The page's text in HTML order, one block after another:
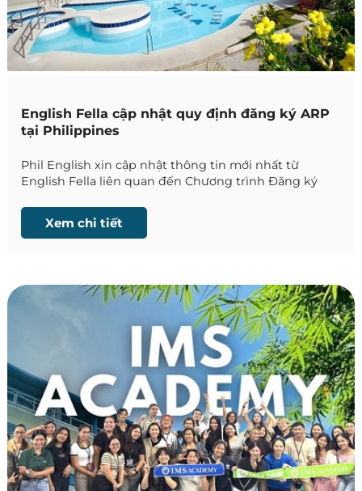
English Fella cập nhật quy định đăng ký ARP
tại Philippines
Phil English xin cập nhật thông tin mới nhất từ
English Fella liên quan đến Chương trình Đăng ký
cảnh Philippines triển khai. Đây là thay đổi quan
trọng mà học viên có kế hoạch học tập tại Philippines
Xem chi tiết